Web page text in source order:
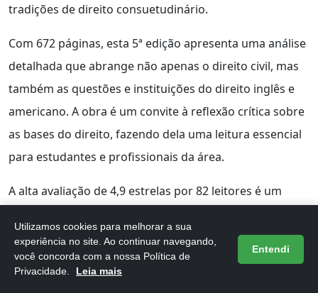
tradições de direito consuetudinário.
Com 672 páginas, esta 5ª edição apresenta uma análise
detalhada que abrange não apenas o direito civil, mas
também as questões e instituições do direito inglês e
americano. A obra é um convite à reflexão crítica sobre
as bases do direito, fazendo dela uma leitura essencial
para estudantes e profissionais da área.
A alta avaliação de 4,9 estrelas por 82 leitores é um
peso do produto e suas dimensões tornam-no prático
para o transporte e a leitura em diferentes ambientes,
seja em casa ou na faculdade.
Utilizamos cookies para melhorar a sua
experiência no site. Ao continuar navegando,
você concorda com a nossa Política de
Privacidade.
Leia mais
Entendi